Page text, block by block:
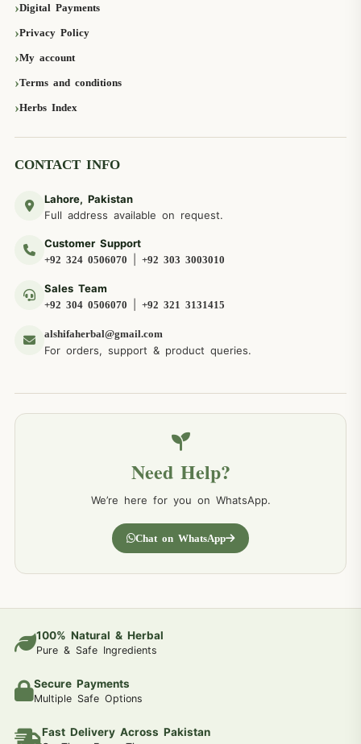
Digital Payments
Privacy Policy
My account
Terms and conditions
Herbs Index
CONTACT INFO
Lahore, Pakistan
Full address available on request.
Customer Support
+92 324 0506070 +92 303 3003010
Sales Team
+92 304 0506070 +92 321 3131415
alshifaherbal@gmail.com
For orders, support & product queries.
Need Help?
We’re here for you on WhatsApp.
Chat on WhatsApp
100% Natural & Herbal
Pure & Safe Ingredients
Secure Payments
Multiple Safe Options
Fast Delivery Across Pakistan